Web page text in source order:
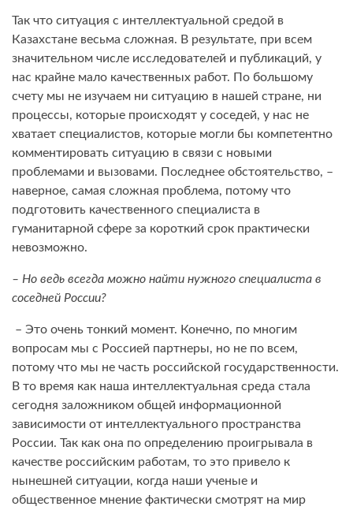
Так что ситуация с интеллектуальной средой в
Казахстане весьма сложная. В результате, при всем
значительном числе исследователей и публикаций, у
нас крайне мало качественных работ. По большому
счету мы не изучаем ни ситуацию в нашей стране, ни
процессы, которые происходят у соседей, у нас не
хватает специалистов, которые могли бы компетентно
комментировать ситуацию в связи с новыми
проблемами и вызовами. Последнее обстоятельство, –
наверное, самая сложная проблема, потому что
подготовить качественного специалиста в
гуманитарной сфере за короткий срок практически
невозможно.
– Но ведь всегда можно найти нужного специалиста в
соседней России?
– Это очень тонкий момент. Конечно, по многим
вопросам мы с Россией партнеры, но не по всем,
потому что мы не часть россий­ской государственности.
В то время как наша интеллектуальная среда стала
сегодня заложником общей информационной
зависимости от интеллектуального пространства
России. Так как она по определению проигрывала в
качестве российским работам, то это привело к
нынешней ситуации, когда наши ученые и
общественное мнение фактически смотрят на мир